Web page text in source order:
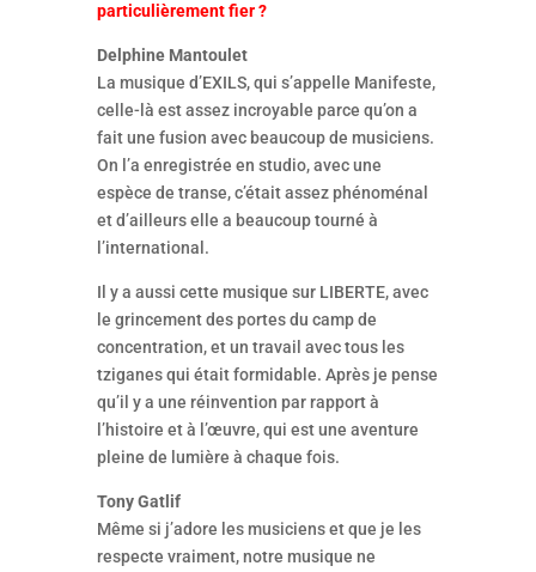
particulièrement fier ?
Delphine Mantoulet
La musique d’EXILS, qui s’appelle Manifeste,
celle-là est assez incroyable parce qu’on a
fait une fusion avec beaucoup de musiciens.
On l’a enregistrée en studio, avec une
espèce de transe, c’était assez phénoménal
et d’ailleurs elle a beaucoup tourné à
l’international.
Il y a aussi cette musique sur LIBERTE, avec
le grincement des portes du camp de
concentration, et un travail avec tous les
tziganes qui était formidable. Après je pense
qu’il y a une réinvention par rapport à
l’histoire et à l’œuvre, qui est une aventure
pleine de lumière à chaque fois.
Tony Gatlif
Même si j’adore les musiciens et que je les
respecte vraiment, notre musique ne